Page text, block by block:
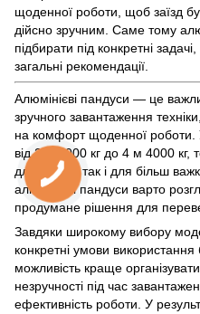
щоденної роботи, щоб заїзд
дійсно зручним. Саме тому
підбирати під конкретні
загальні рекомендації.
Алюмінієві пандуси — це
зручного завантаження
на комфорт щоденної роботи.
від 2 м 1000 кг до 4 м 4000 кг,
для легкої, так і для більш
алюмінієві пандуси варто
продумане рішення для
Завдяки широкому вибору
конкретні умови
можливість краще
незручності під час
ефективність роботи. У